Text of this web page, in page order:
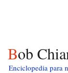
Bob
Enciclopedia para